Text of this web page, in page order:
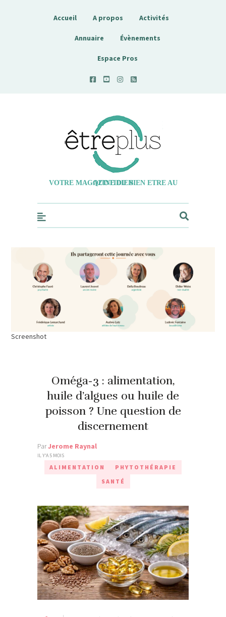
Accueil A propos Activités
Annuaire Évènements
Espace Pros
Etreplus
VOTRE MAGAZINE DU BIEN ETRE AU QUOTIDIEN
Screenshot
Oméga-3 : alimentation,
huile d’algues ou huile de
poisson ? Une question de
discernement
ParJerome Raynal
IL Y'A 5 MOIS
ALIMENTATION
PHYTOTHÉRAPIE
SANTÉ